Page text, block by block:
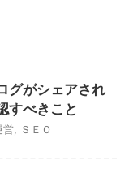
グがシェアされ
すべきこと
営 ＳＥＯ